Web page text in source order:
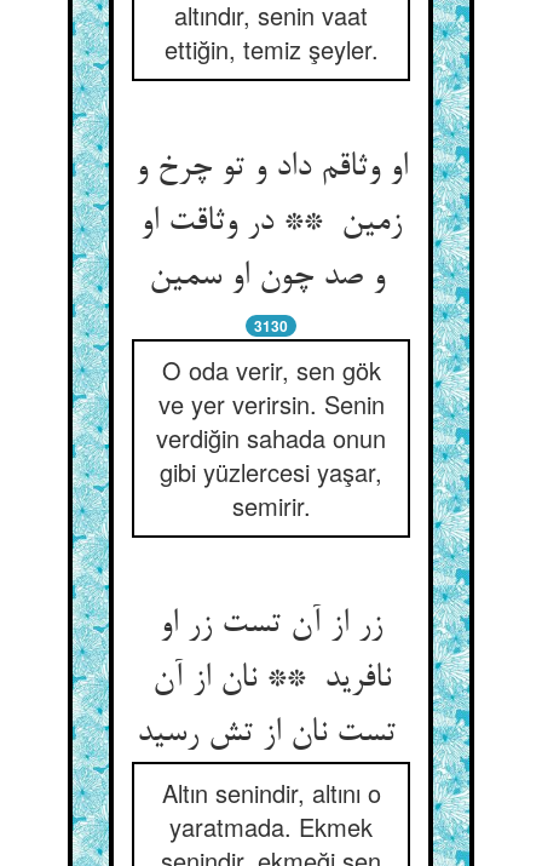
altındır, senin vaat
ettiğin, temiz şeyler.
او وثاقم داد و تو چرخ و
زمین ** در وثاقت او
و صد چون او سمین
3130
O oda verir, sen gök
ve yer verirsin. Senin
verdiğin sahada onun
gibi yüzlercesi yaşar,
semirir.
زر از آن تست زر او
نافرید ** نان از آن
Altın senindir, altını o
yaratmada. Ekmek